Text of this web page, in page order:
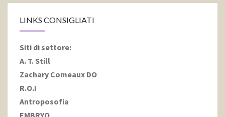
LINKS CONSIGLIATI
Siti di settore:
A. T. Still
Zachary Comeaux DO
R.O.I
Antroposofia
EMBRYO